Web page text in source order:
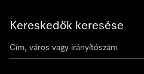
Kereskedők keresése